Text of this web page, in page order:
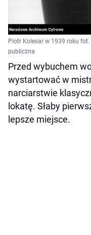
Piotr Kolesar w 1939 roku
publiczna
Przed wybuchem
wystartować w
narciarstwie
lokatę. Słaby
lepsze miejsce.